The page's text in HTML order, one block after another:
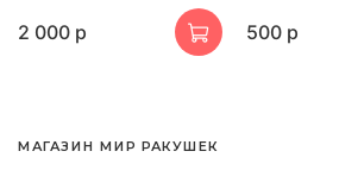
2 000 р 500 р
МАГАЗИН МИР РАКУШЕК